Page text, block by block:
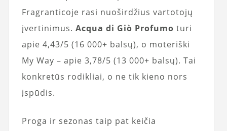
Fragranticoje rasi nuoširdžius vartotojų
įvertinimus. Acqua di Giò Profumo turi
apie 4,43/5 (16 000+ balsų), o moteriški
My Way – apie 3,78/5 (13 000+ balsų). Tai
konkretūs rodikliai, o ne tik kieno nors
įspūdis.
Proga ir sezonas taip pat keičia